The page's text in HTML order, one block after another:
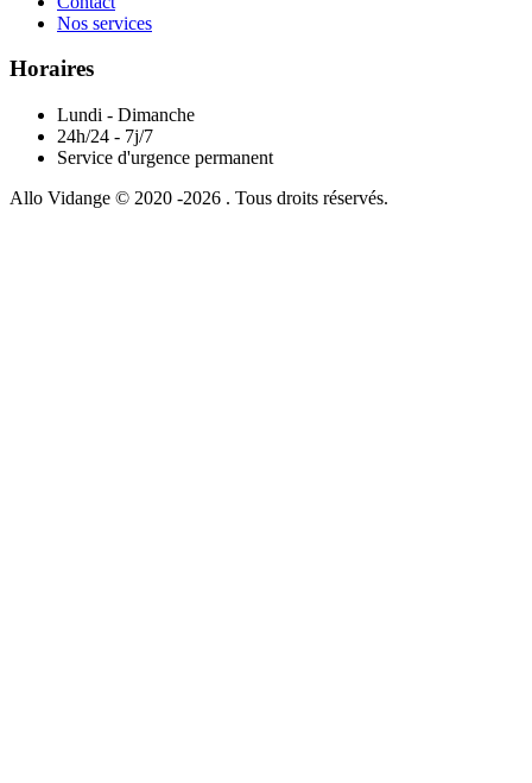
Nos services
Horaires
Lundi - Dimanche
24h/24 - 7j/7
Service d'urgence permanent
Allo Vidange © 2020 -2026 . Tous droits réservés.